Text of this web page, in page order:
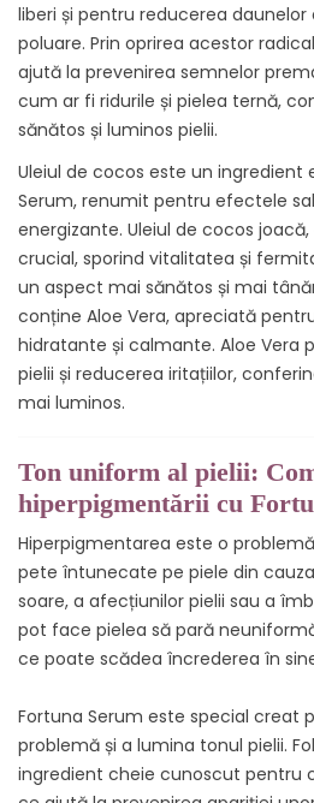
liberi și pentru reducerea daunelor
poluare. Prin oprirea acestor
ajută la prevenirea semnelor
cum ar fi ridurile și pielea ternă,
sănătos și luminos pielii.
Uleiul de cocos este un ingredient
Serum, renumit pentru efectele
energizante. Uleiul de cocos
crucial, sporind vitalitatea și
un aspect mai sănătos și mai
conține Aloe Vera, apreciată
hidratante și calmante. Aloe Vera
pielii și reducerea iritațiilor,
mai luminos.
Ton uniform al pielii:
hiperpigmentării cu
Hiperpigmentarea este o
pete întunecate pe piele din
soare, a afecțiunilor pielii sau a
pot face pielea să pară
ce poate scădea încrederea în
Fortuna Serum este special creat
problemă și a lumina tonul pielii.
ingredient cheie cunoscut pentru